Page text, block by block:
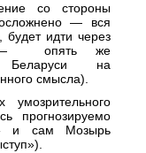
со стороны
— вся
будет идти через
— опять же
Беларуси на
смысла).
прогнозируемо
и сам Мозырь